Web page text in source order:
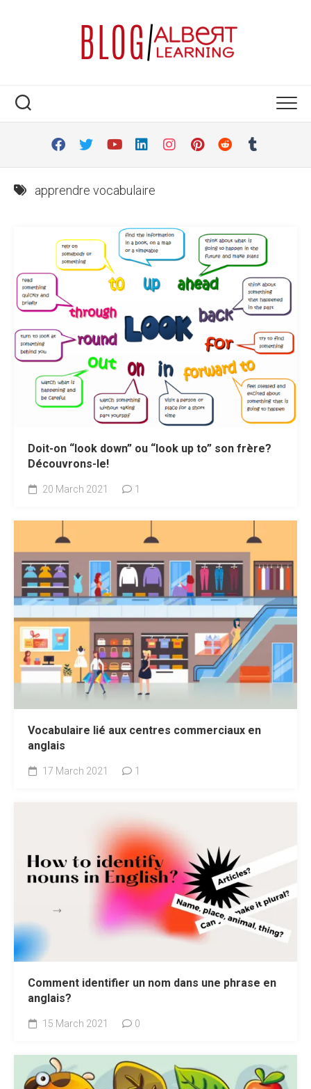
apprendre vocabulaire
Doit-on “look down” ou “look up to” son frère?
Découvrons-le!
20 March 2021 1
Vocabulaire lié aux centres commerciaux en
anglais
17 March 2021 1
Comment identifier un nom dans une phrase en
anglais?
15 March 2021 0